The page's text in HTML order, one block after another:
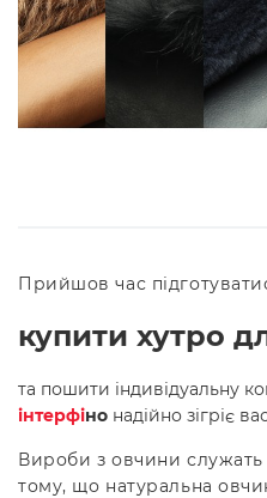
Прийшов час
купити хутро
та пошити індивідуальну
інтерфіно надійно зігріє
Вироби з овчини служать
тому, що натуральна